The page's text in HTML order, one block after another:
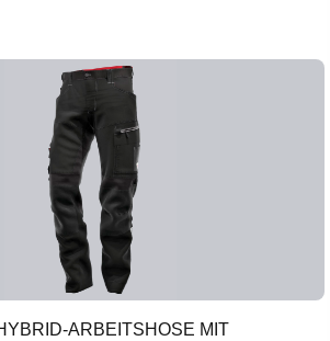
ARBEITSHOSE MIT